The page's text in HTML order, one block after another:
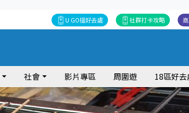
社群打卡攻略
U GO搵好去處
社會 影片專區 周圍遊 18區好去